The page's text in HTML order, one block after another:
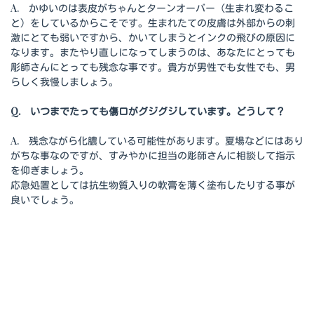
A. かゆいのは表皮がちゃんとターンオーバー（生まれ変わるこ
と）をしているからこそです。生まれたての皮膚は外部からの刺
激にとても弱いですから、かいてしまうとインクの飛びの原因に
なります。またやり直しになってしまうのは、あなたにとっても
彫師さんにとっても残念な事です。貴方が男性でも女性でも、男
らしく我慢しましょう。
Q. いつまでたっても傷口がグジグジしています。どうして？
A. 残念ながら化膿している可能性があります。夏場などにはあり
がちな事なのですが、すみやかに担当の彫師さんに相談して指示
を仰ぎましょう。
応急処置としては抗生物質入りの軟膏を薄く塗布したりする事が
良いでしょう。